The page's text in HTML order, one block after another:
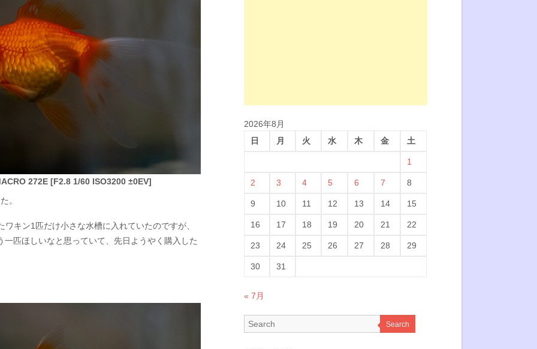
272E [F2.8 1/60 ISO3200 ±0EV]
。
キン1匹だけ小さな水槽に入れていたのですが、
匹ほしいなと思っていて、先日ようやく購入した
2026年8月
日
月 火 水 木 金 土
1
2 3 4 5 6 7 8
9 10 11 12 13 14 15
16 17 18 19 20 21 22
23 24 25 26 27 28 29
30 31
« 7月
Search